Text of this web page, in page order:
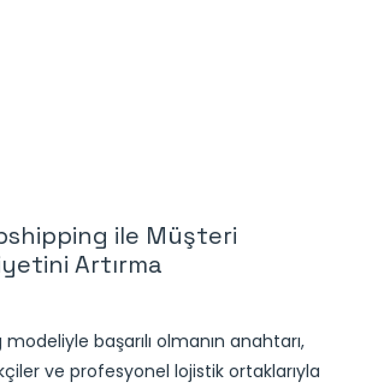
ile Müşteri
Artırma
başarılı olmanın anahtarı,
ve profesyonel lojistik ortaklarıyla